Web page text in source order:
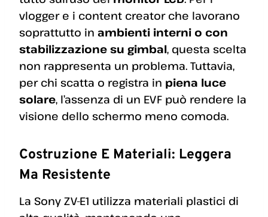
vlogger e i content creator che lavorano
soprattutto in ambienti interni o con
stabilizzazione su gimbal, questa scelta
non rappresenta un problema. Tuttavia,
per chi scatta o registra in piena luce
solare, l’assenza di un EVF può rendere la
visione dello schermo meno comoda.
Costruzione E Materiali: Leggera
Ma Resistente
La Sony ZV-E1 utilizza materiali plastici di